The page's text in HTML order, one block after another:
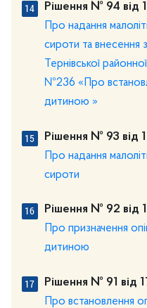
Рішення № 94 від
Про надання
сироти та внесення
Тернівської
№236 «Про
дитиною »
Рішення № 93 від
Про надання
сироти
Рішення № 92 від
Про призначення
дитиною
Рішення № 91 від
Про встановлення